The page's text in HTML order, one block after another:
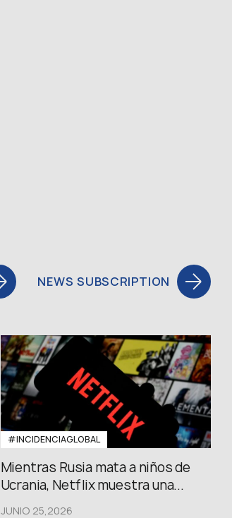
NEWS SUBSCRIPTION
#INCIDENCIAGLOBAL
Mientras Rusia mata a niños de
Ucrania, Netflix muestra una...
JUNIO 25,2026